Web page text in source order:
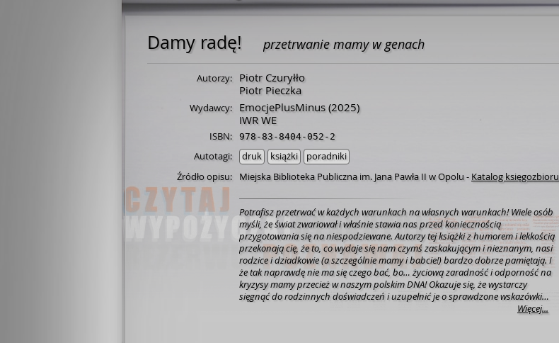
Damy radę! przetrwanie mamy w genach
Autorzy:
Piotr Czuryłło
Piotr Pieczka
Wydawcy: EmocjePlusMinus (2025)
IWR WE
ISBN: 978-83-8404-052-2
Autotagi: druk książki
poradniki
Źródło opisu:
Miejska Biblioteka Publiczna im. Jana Pawła II w Opolu - Katalog księgozbioru
Potrafisz przetrwać w każdych warunkach na własnych warunkach! Wiele osób
myśli, że świat zwariował i właśnie stawia nas przed koniecznością
przygotowania się na niespodziewane. Autorzy tej książki z humorem i lekkością
przekonają cię, że to, co wydaje się nam czymś zaskakującym i nieznanym, nasi
rodzice i dziadkowie (a szczególnie mamy i babcie!) bardzo dobrze pamiętają. I
że tak naprawdę nie ma się czego bać, bo… życiową zaradność i odporność na
kryzysy mamy przecież w naszym polskim DNA! Okazuje się, że wystarczy
sięgnąć do rodzinnych doświadczeń i uzupełnić je o sprawdzone wskazówki
profesjonalistów oraz najnowsze (wcale nie najdroższe!) zdobycze nauki iWięcej...